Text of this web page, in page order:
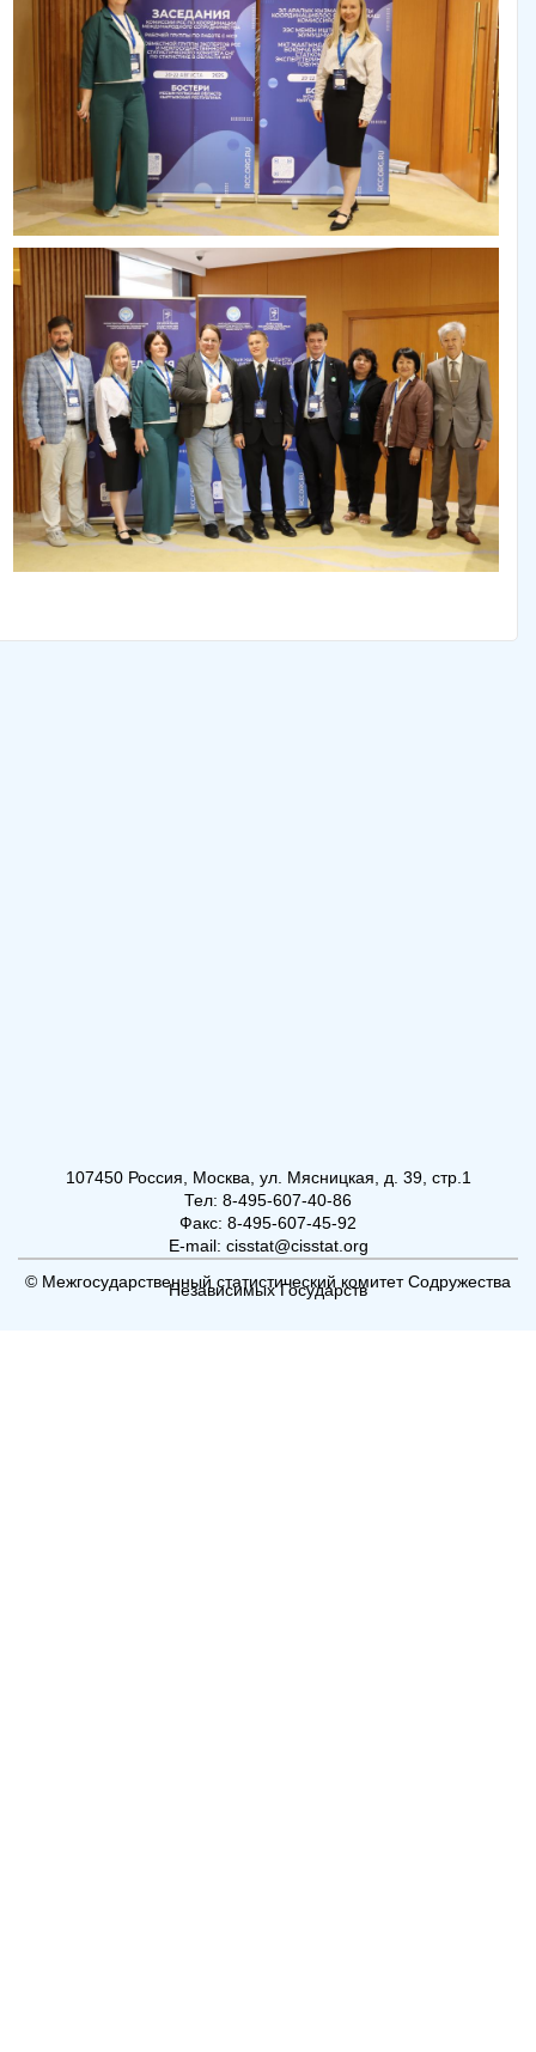
107450 Россия, Москва, ул. Мясницкая, д. 39, стр.1
Тел: 8-495-607-40-86
Факс: 8-495-607-45-92
E-mail: cisstat@cisstat.org
© Межгосударственный статистический комитет Содружества
Независимых Государств